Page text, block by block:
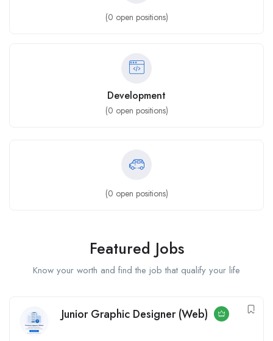
(0 open positions)
Development
(0 open positions)
(0 open positions)
Featured Jobs
Know your worth and find the job that qualify your life
Junior Graphic Designer (Web)